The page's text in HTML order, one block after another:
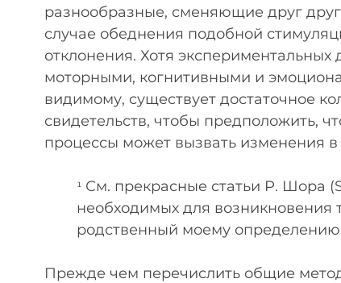
разнообразные, сменяющие друг
случае обеднения подобной
отклонения. Хотя
моторными, когнитивными и
видимому, существует достаточное
свидетельств, чтобы предположить,
процессы может вызвать изменения в
¹ См. прекрасные статьи Р. Шора
необходимых для
родственный моему
Прежде чем перечислить общие